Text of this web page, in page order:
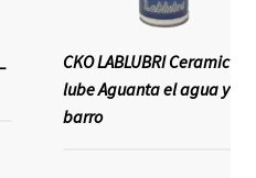
CKO LABLUBRI Ceramic
lube Aguanta el agua y el
barro